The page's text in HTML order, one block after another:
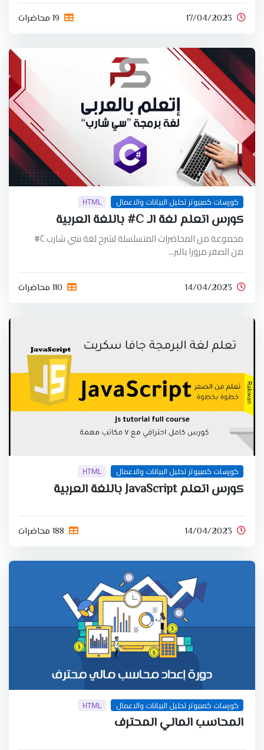
17/04/2023 19 محاضرات
كورسات كمبيوتر تحليل البيانات والاعمال HTML
كورس اتعلم لغة الـ C# باللغة العربية
مجموعة من المحاضرات المتسلسلة لشرح لغة سي شارب C#
من الصفر مرورا بالبر...
14/04/2023 110 محاضرات
كورسات كمبيوتر تحليل البيانات والاعمال HTML
كورس اتعلم JavaScript باللغة العربية
14/04/2023 188 محاضرات
كورسات كمبيوتر تحليل البيانات والاعمال HTML
المحاسب المالي المحترف